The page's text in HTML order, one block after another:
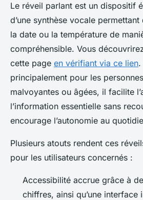
Le réveil parlant est un dispositif
d’une synthèse vocale permettant
la date ou la température de
compréhensible. Vous
cette page en vérifiant via ce lien.
principalement pour les
malvoyantes ou âgées, il facilite
l’information essentielle sans
encourage l’autonomie au
Plusieurs atouts rendent ces
pour les utilisateurs concernés :
Accessibilité accrue grâce à
chiffres, ainsi qu’une interface